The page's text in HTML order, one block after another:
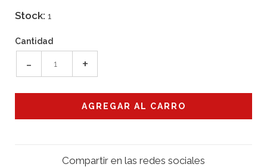
Stock: 1
Cantidad
- +
Compartir en las redes sociales